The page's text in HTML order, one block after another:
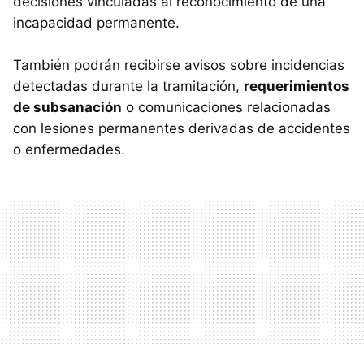
incapacidad permanente.
También podrán recibirse avisos sobre incidencias
detectadas durante la tramitación, requerimientos
de subsanación o comunicaciones relacionadas
con lesiones permanentes derivadas de accidentes
o enfermedades.